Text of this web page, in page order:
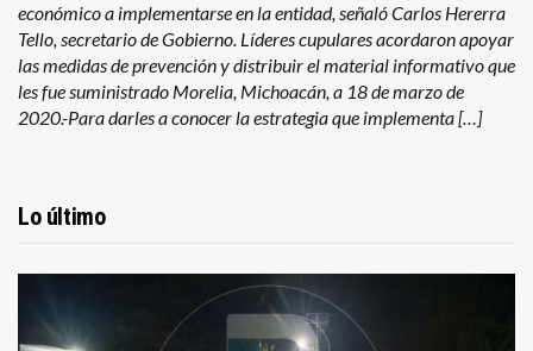
económico a implementarse en la entidad, señaló Carlos Hererra
Tello, secretario de Gobierno. Líderes cupulares acordaron apoyar
las medidas de prevención y distribuir el material informativo que
les fue suministrado Morelia, Michoacán, a 18 de marzo de
2020.-Para darles a conocer la estrategia que implementa […]
Lo último